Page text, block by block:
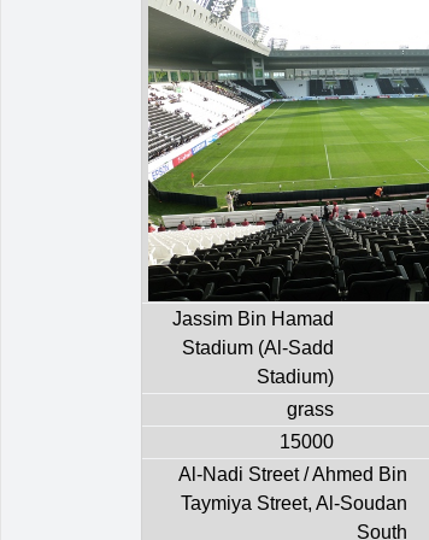
Jassim Bin Hamad
Stadium (Al-Sadd
Stadium)
grass
15000
Al-Nadi Street / Ahmed Bin
Taymiya Street, Al-Soudan
South